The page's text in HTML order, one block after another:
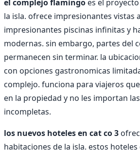
el complejo flamingo es el
la isla. ofrece impresionantes vistas
impresionantes piscinas infinitas y
modernas. sin embargo, partes del
permanecen sin terminar. la
con opciones gastronomicas
complejo. funciona para viajeros
en la propiedad y no les importan
incompletas.
los nuevos hoteles en cat co 3
habitaciones de la isla. estos